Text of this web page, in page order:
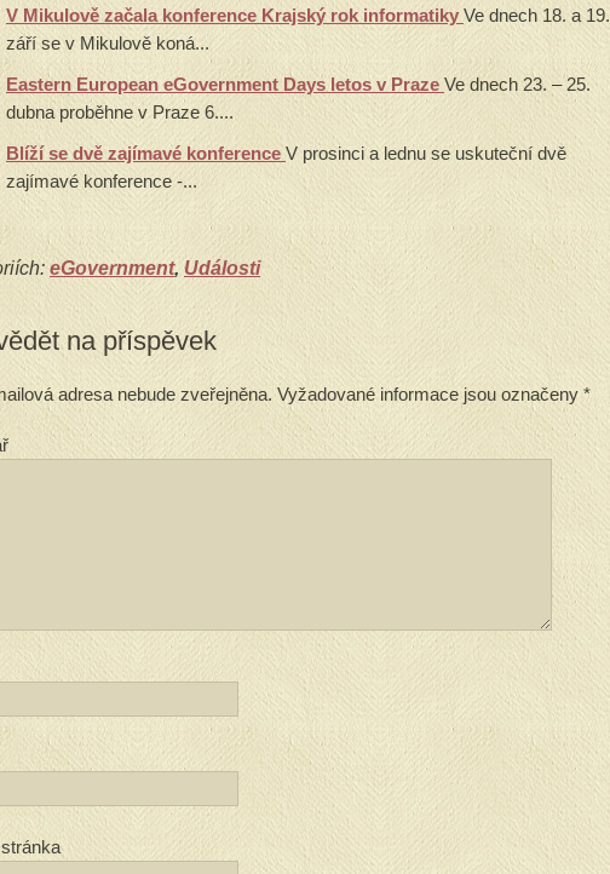
V Mikulově začala konference Krajský rok informatikyVe dnech 18. a 19.
září se v Mikulově koná...
Eastern European eGovernment Days letos v Praze Ve dnech 23. – 25.
dubna proběhne v Praze 6....
Blíží se dvě zajímavé konference V prosinci a lednu se uskuteční dvě
zajímavé konference -...
eGovernment,Události
na příspěvek
adresa nebude zveřejněna. Vyžadované informace jsou označeny *